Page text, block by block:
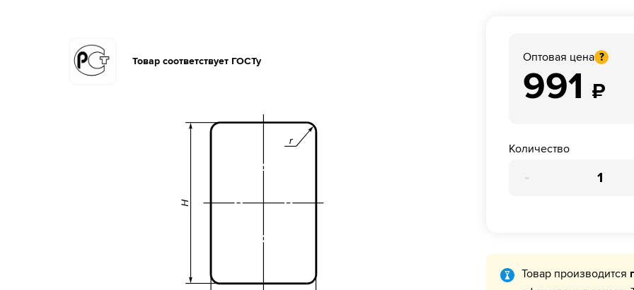
Товар соответствует ГОСТу Оптовая цена ?
991 ₽
Количество
-
Товар производится